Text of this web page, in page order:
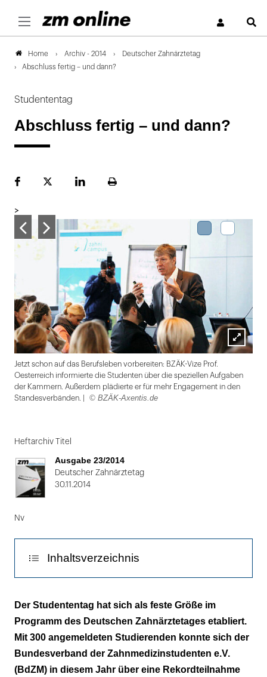
Home Archiv - 2014
Deutscher Zahnärztetag
Abschluss fertig – und dann?
Studententag
Abschluss fertig – und dann?
FacebookPlattformLinekdInSeite
>
Lightbox
Jetzt schon auf das Berufsleben vorbereiten: BZÄK-Vize Prof.
Oesterreich informierte die Studenten über die speziellen Aufgaben
der Kammern. Außerdem plädierte er für mehr Engagement in den
Standesverbänden. |
© BZÄK-Axentis.de
1
von
2:
Jetzt
auf
das
Berufsleben
Vize
Prof.
Oesterreich
informierte
die
Heftarchiv Titel
Ausgabe 23/2014
Deutscher Zahnärztetag
30.11.2014
Nv
Inhaltsverzeichnis
Erfahrungen fürs Leben
Tipps zur Praxisgründung
Der Studententag hat sich als feste Größe im
Programm des Deutschen Zahnärztetages etabliert.
Mit 300 angemeldeten Studierenden konnte sich der
Bundesverband der Zahnmedizinstudenten e.V.
(BdZM) in diesem Jahr über eine Rekordteilnahme